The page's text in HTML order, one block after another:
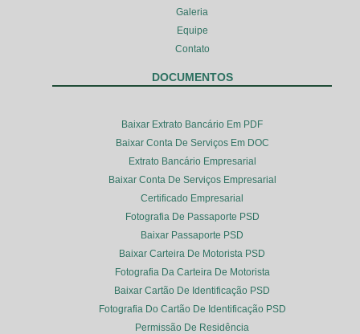
Galeria
Equipe
Contato
DOCUMENTOS
Baixar Extrato Bancário Em PDF
Baixar Conta De Serviços Em DOC
Extrato Bancário Empresarial
Baixar Conta De Serviços Empresarial
Certificado Empresarial
Fotografia De Passaporte PSD
Baixar Passaporte PSD
Baixar Carteira De Motorista PSD
Fotografia Da Carteira De Motorista
Baixar Cartão De Identificação PSD
Fotografia Do Cartão De Identificação PSD
Permissão De Residência